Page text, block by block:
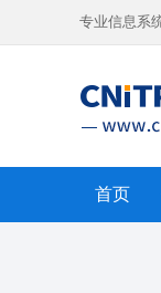
专业信息系
首页